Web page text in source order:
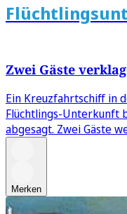
Zwei Gäste
Ein Kreuzfahrtschiff in
Flüchtlings-Unterkunft
abgesagt. Zwei Gäste
Merken